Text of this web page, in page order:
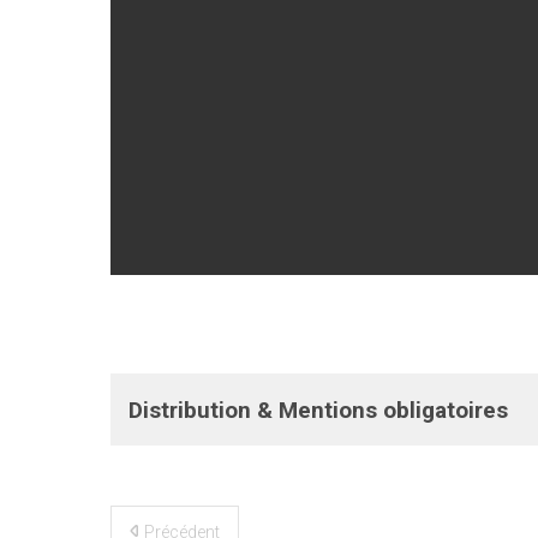
Distribution & Mentions obligatoires
Précédent